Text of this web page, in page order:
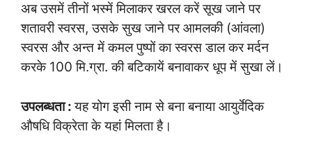
अब उसमें तीनों भस्में मिलाकर खरल करें सूख जाने पर
शतावरी स्वरस, उसके सुख जाने पर आमलकी (आंवला)
स्वरस और अन्त में कमल पुष्पों का स्वरस डाल कर मर्दन
करके 100 मि.ग्रा. की बटिकायें बनावाकर धूप में सुखा लें।
उपलब्धता: यह योग इसी नाम से बना बनाया आयुर्वेदिक
औषधि विक्रेता के यहां मिलता है।